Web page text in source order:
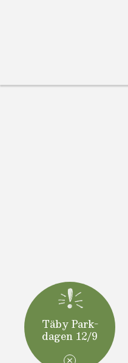
Gå
LÄS MER
Täby Park-
dagen 12/9